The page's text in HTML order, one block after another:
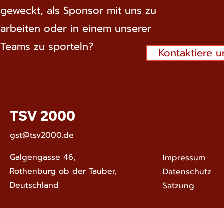
geweckt, als Sponsor mit uns zu
arbeiten oder in einem unserer
Teams zu sporteln?
Kontaktiere
TSV 2000
gst@tsv2000.de
Galgengasse 46,
Rothenburg ob der Tauber,
Deutschland
Impressum
Datenschutz
Satzung